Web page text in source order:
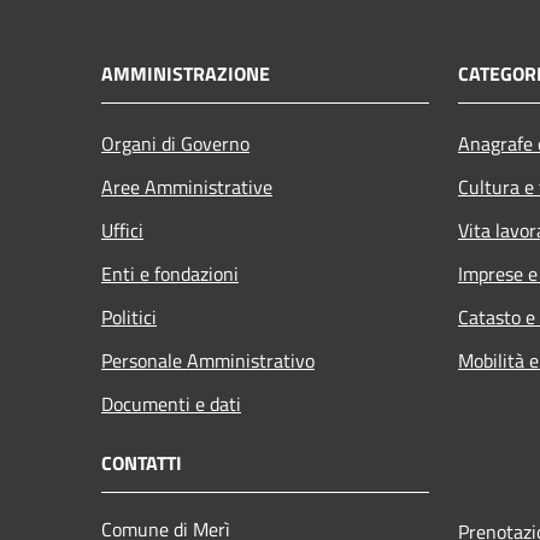
AMMINISTRAZIONE
Organi di Governo
Aree Amministrative
Uffici
Enti e fondazioni
Politici
Personale Amministrativo
Documenti e dati
Cultura
Vita
Imprese
Catasto
Mobilità
CONTATTI
Comune di Merì